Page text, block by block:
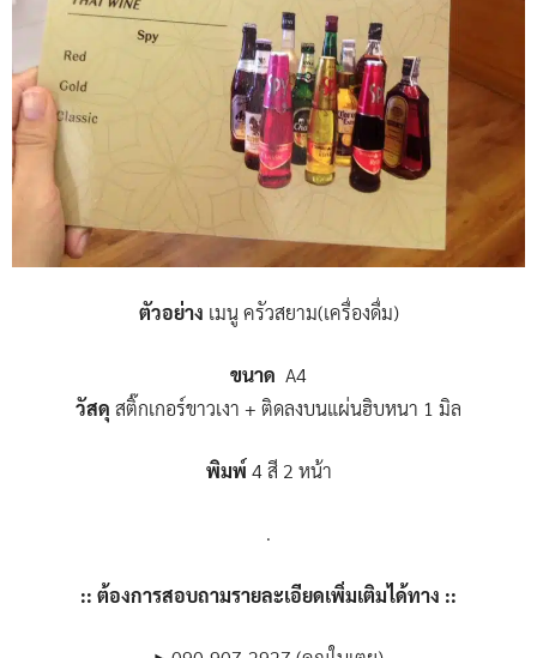
ตัวอย่าง เมนู ครัวสยาม(เครื่องดื่ม)
ขนาด A4
วัสดุ สติ๊กเกอร์ขาวเงา + ติดลงบนแผ่นฮิบหนา 1 มิล
พิมพ์ 4 สี 2 หน้า
.
:: ต้องการสอบถามรายละเอียดเพิ่มเติมได้ทาง ::